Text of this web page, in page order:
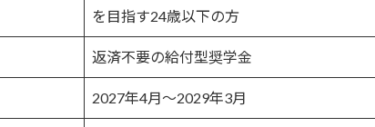
を目指す24歳以下の方
返済不要の給付型奨学金
2027年4月〜2029年3月